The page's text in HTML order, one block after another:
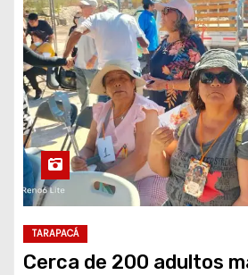
TARAPACÁ
Cerca de 200 adultos